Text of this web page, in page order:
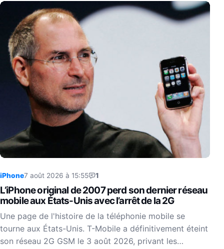
iPhone7 août 2026 à 15:55 1
L’iPhone original de 2007 perd son dernier réseau
mobile aux États-Unis avec l’arrêt de la 2G
Une page de l'histoire de la téléphonie mobile se
tourne aux États-Unis. T-Mobile a définitivement éteint
son réseau 2G GSM le 3 août 2026, privant les…